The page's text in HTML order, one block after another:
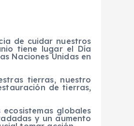
de cuidar nuestros
tiene lugar el Día
Naciones Unidas en
tierras, nuestro
de tierras,
globales
y un aumento